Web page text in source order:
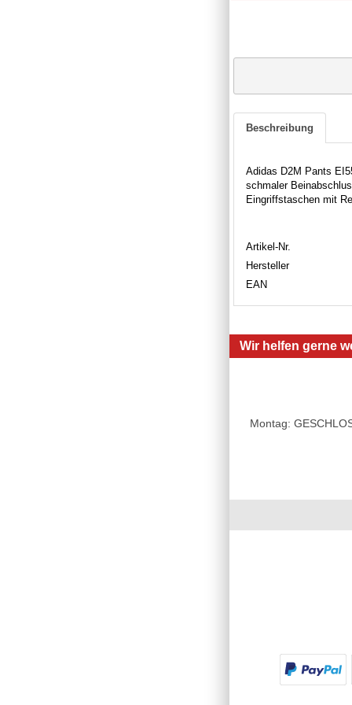
Beschreibung
Adidas D2M Pants
schmaler
Eingriffstaschen mit
Artikel-Nr.
Hersteller
EAN
Wir helfen gerne
Montag: